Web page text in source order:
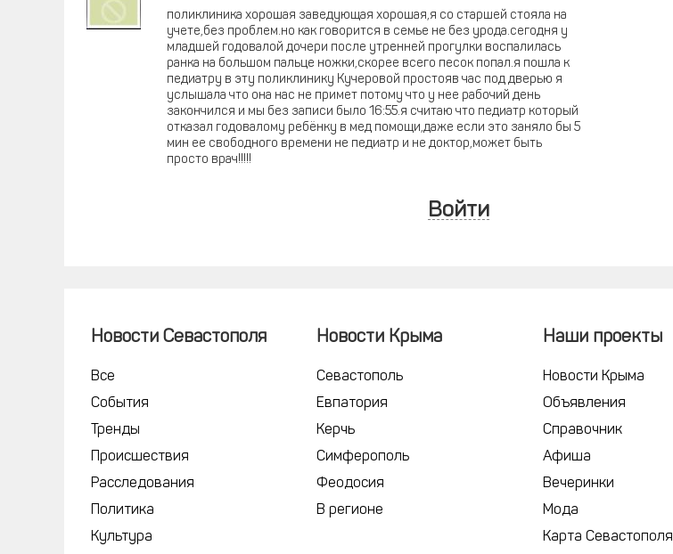
поликлиника хорошая заведующая хорошая,я со старшей стояла на
учете,без проблем.но как говорится в семье не без урода.сегодня у
младшей годовалой дочери после утренней прогулки воспалилась
ранка на большом пальце ножки,скорее всего песок попал.я пошла к
педиатру в эту поликлинику Кучеровой простояв час под дверью я
услышала что она нас не примет потому что у нее рабочий день
закончился и мы без записи было 16:55.я считаю что педиатр который
отказал годовалому ребёнку в мед помощи,даже если это заняло бы 5
мин ее свободного времени не педиатр и не доктор,может быть
просто врач!!!!!
Войти
Новости Севастополя
Все
События
Тренды
Происшествия
Расследования
Политика
Культура
Новости Крыма
Севастополь
Евпатория
Керчь
Симферополь
Феодосия
В регионе
Наши проекты
Новости Крыма
Объявления
Справочник
Афиша
Вечеринки
Мода
Карта Севастополя